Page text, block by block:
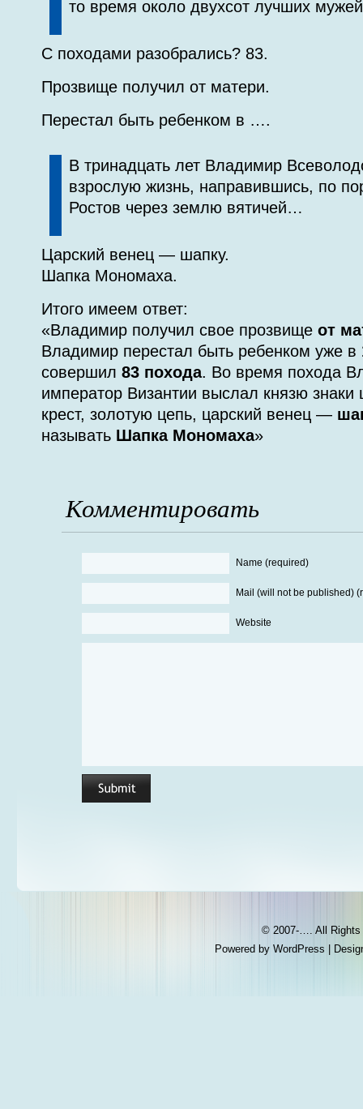
то время около двухсот лучших
С походами разобрались? 83.
Прозвище получил от матери.
Перестал быть ребенком в ….
В тринадцать лет Владимир
взрослую жизнь, направившись, по
Ростов через землю вятичей…
Царский венец — шапку.
Шапка Мономаха.
Итого имеем ответ:
«Владимир получил свое прозвище от
Владимир перестал быть ребенком уже в
совершил 83 похода. Во время похода
император Византии выслал князю знаки
крест, золотую цепь, царский венец —
называть Шапка Мономаха»
Комментировать
Name (required)
Mail (will not be published)
Website
© 2007-…. All
Powered by WordPress |